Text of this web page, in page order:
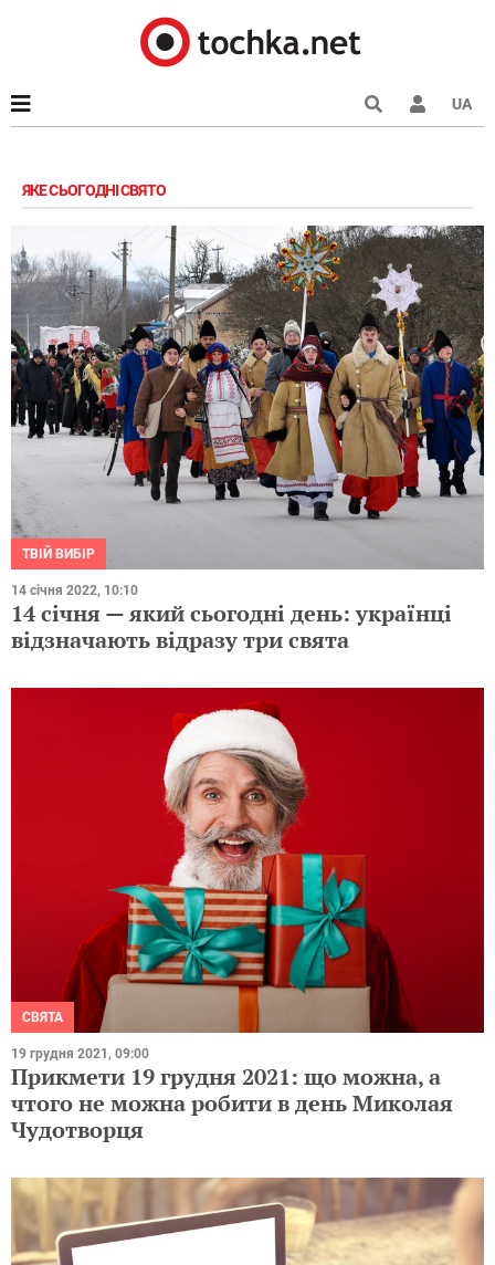
UA
ЯКЕ СЬОГОДНІ СВЯТО
ТВІЙ ВИБІР
14 січня 2022, 10:10
14 січня — який сьогодні день: українці
відзначають відразу три свята
СВЯТА
19 грудня 2021, 09:00
Прикмети 19 грудня 2021: що можна, а
чтого не можна робити в день Миколая
Чудотворця